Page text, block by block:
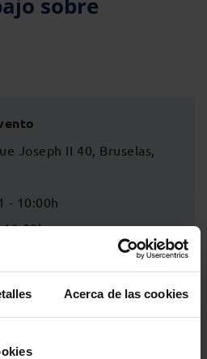
Acerca de las cookies
Joseph II 40, Bruselas,
- 10:00h